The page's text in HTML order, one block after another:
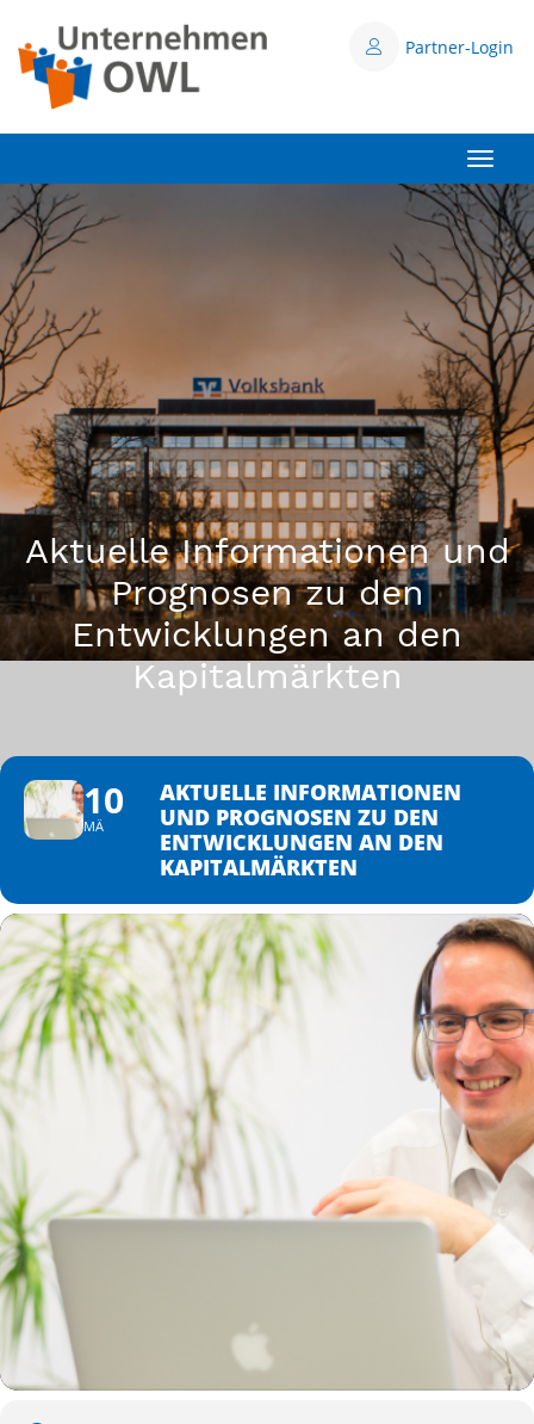
Partner-Login
Aktuelle Informationen und
Prognosen zu den
Entwicklungen an den
Kapitalmärkten
10
MÄ
AKTUELLE INFORMATIONEN
UND PROGNOSEN ZU DEN
ENTWICKLUNGEN AN DEN
KAPITALMÄRKTEN